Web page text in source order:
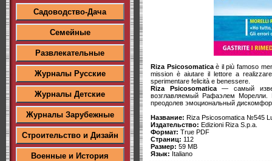
Садоводство-Дача
Семейные
Развлекательные
Журналы Русские
Журналы Детские
Журналы Зарубежные
Строительство и Дизайн
Военные и История
Riza Psicosomaticaè il più famoso
mission è aiutare il lettore a
sperimentare felicità e benessere.
Riza Psicosomatica— самый
возглавляемый Рафаэлем Морелли.
преодолев эмоциональный
Название: Riza Psicosomatica №545
Издательство: Edizioni Riza S.p.a.
Формат: True PDF
Страниц: 112
Размер: 59 MB
Язык: Italiano